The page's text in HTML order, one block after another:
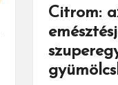
Citrom: